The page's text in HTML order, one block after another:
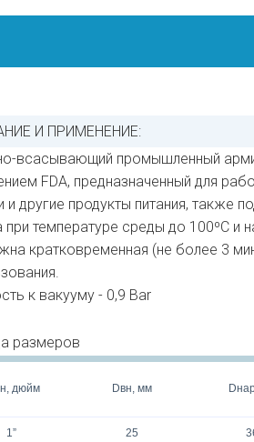
И ПРИМЕНЕНИЕ:
всасывающий промышленный
FDA, предназначенный для
и другие продукты питания, также
при температуре среды до 100ºС и
кратковременная (не более 3
к вакууму - 0,9 Bar
размеров
дюйм Dвн, мм
1” 25